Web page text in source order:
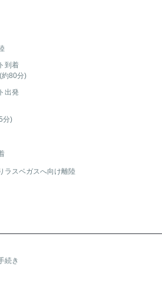
到着
80分)
出発
分)
ラスベガスへ向け離陸
続き